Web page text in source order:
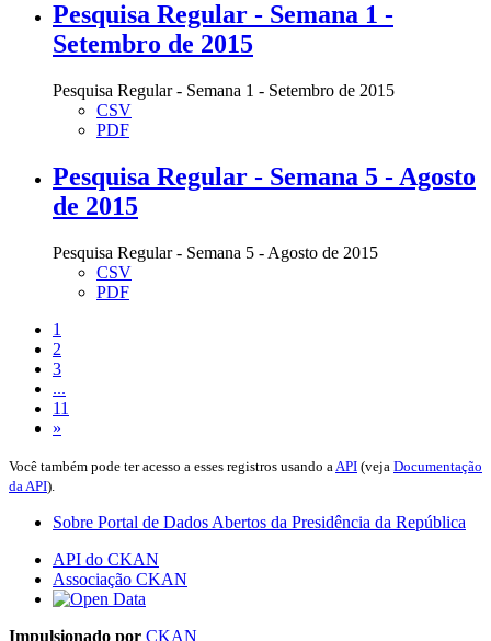
Pesquisa Regular - Semana 1 -
Setembro de 2015
Pesquisa Regular - Semana 1 - Setembro de 2015
CSV
PDF
Pesquisa Regular - Semana 5 - Agosto
de 2015
Pesquisa Regular - Semana 5 - Agosto de 2015
CSV
PDF
1
2
3
...
11
»
Você também pode ter acesso a esses registros usando aAPI (veja Documentação
da API).
Sobre Portal de Dados Abertos da Presidência da República
API do CKAN
Associação CKAN
Impulsionado por CKAN